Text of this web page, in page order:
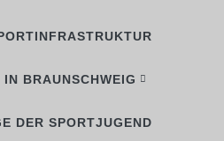
IN BRAUNSCHWEIG
DER SPORTJUGEND